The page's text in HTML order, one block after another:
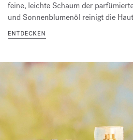
feine, leichte Schaum der
und Sonnenblumenöl reinigt die
ENTDECKEN